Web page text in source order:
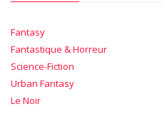
Fantasy
Fantastique & Horreur
Science-Fiction
Urban Fantasy
Le Noir